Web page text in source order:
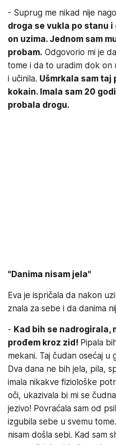
- Suprug me nikad nije
droga se vukla po stanu
on uzima. Jednom sam
probam. Odgovorio mi je
tome i da to uradim dok on
i učinila. Ušmrkala sam taj
kokain. Imala sam 20
probala drogu.
"Danima nisam jela"
Eva je ispričala da nakon
znala za sebe i da danima
- Kad bih se nadrogirala,
prođem kroz zid! Pipala
mekani. Taj čudan osećaj u
Dva dana ne bih jela, pila,
imala nikakve fiziološke
oči, ukazivala bi mi se
jezivo! Povraćala sam od
izgubila sebe u svemu
nisam došla sebi. Kad sam